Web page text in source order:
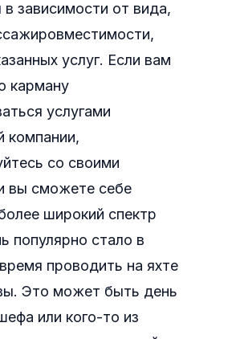
в зависимости от вида,
услуг. Если вам
карману
услугами
компании,
со своими
вы сможете себе
широкий спектр
популярно стало в
проводить на яхте
Это может быть день
или кого-то из